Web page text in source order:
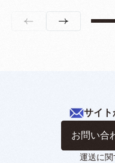
サイト
お問い合
運送に関